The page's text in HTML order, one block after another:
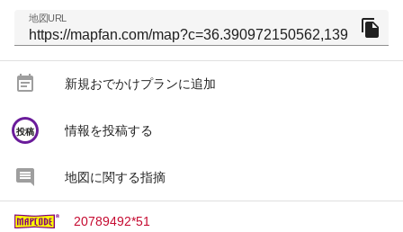
地図URL file_copy
event_note 新規おでかけプランに追加
circle
投稿 情報を投稿する
地図に関する指摘
20789492*51